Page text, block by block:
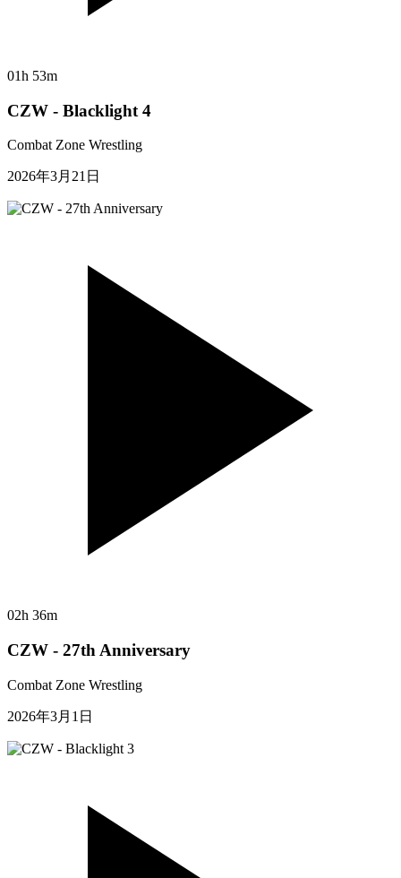
01h 53m
CZW - Blacklight 4
Combat Zone Wrestling
2026年3月21日
02h 36m
CZW - 27th Anniversary
Combat Zone Wrestling
2026年3月1日